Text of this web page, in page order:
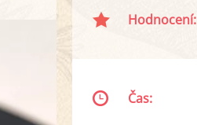
Hodnocení:
Čas: